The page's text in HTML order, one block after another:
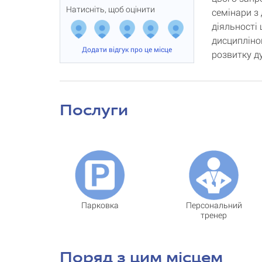
Натисніть, щоб оцінити
Додати відгук про це місце
семінари
розвитку
Послуги
Парковка
Персональний
тренер
Поряд з цим місцем